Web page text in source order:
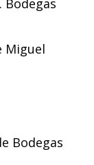
Miguel
Bodegas